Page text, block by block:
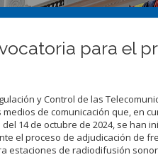
para
y Control de las
de comunicación que, en
del 14 de octubre de 2024, se han
el proceso de adjudicación de
estaciones de radiodifusión